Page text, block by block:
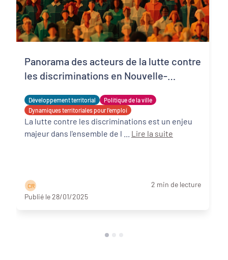
Développement territorial
Politique de la ville
Dynamiques territoriales pour l’emploi
Panorama des acteurs de la lutte contre
les discriminations en Nouvelle-
La lutte contre les discriminations est un enjeu
Lire la suite
C R
2 min de lecture
Publié le 28/01/2025